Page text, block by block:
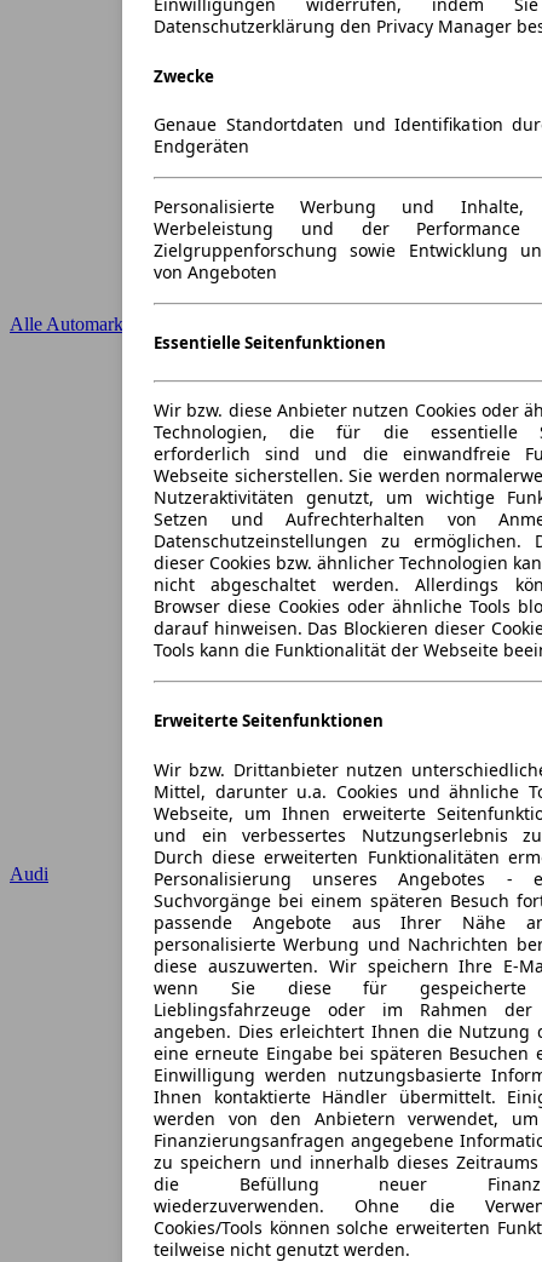
Alle Automarken
Audi
Einwilligungen widerrufen, indem
Datenschutzerklärung den Privacy Manager
Zwecke
Genaue Standortdaten und Identifikation
Endgeräten
Personalisierte Werbung und Inhalte,
Werbeleistung und der
Zielgruppenforschung sowie Entwicklung
von Angeboten
Essentielle Seitenfunktionen
Wir bzw. diese Anbieter nutzen Cookies oder
Technologien, die für die essentielle
erforderlich sind und die einwandfreie
Webseite sicherstellen. Sie werden
Nutzeraktivitäten genutzt, um wichtige
Setzen und Aufrechterhalten von
Datenschutzeinstellungen zu ermöglichen.
dieser Cookies bzw. ähnlicher Technologien
nicht abgeschaltet werden. Allerdings
Browser diese Cookies oder ähnliche Tools
darauf hinweisen. Das Blockieren dieser
Tools kann die Funktionalität der Webseite
Erweiterte Seitenfunktionen
Wir bzw. Drittanbieter nutzen
Mittel, darunter u.a. Cookies und ähnliche
Webseite, um Ihnen erweiterte
und ein verbessertes Nutzungserlebnis
Durch diese erweiterten Funktionalitäten
Personalisierung unseres Angebotes
Suchvorgänge bei einem späteren Besuch
passende Angebote aus Ihrer Nähe
personalisierte Werbung und Nachrichten
diese auszuwerten. Wir speichern Ihre E-
wenn Sie diese für gespeicherte
Lieblingsfahrzeuge oder im Rahmen der
angeben. Dies erleichtert Ihnen die Nutzung
eine erneute Eingabe bei späteren
Einwilligung werden nutzungsbasierte
Ihnen kontaktierte Händler übermittelt.
werden von den Anbietern verwendet,
Finanzierungsanfragen angegebene
zu speichern und innerhalb dieses
die Befüllung neuer
wiederzuverwenden. Ohne die
Cookies/Tools können solche erweiterten
teilweise nicht genutzt werden.